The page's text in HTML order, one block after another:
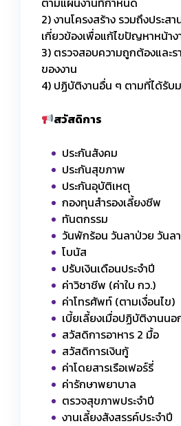
2) งานโครงสร้าง รวมถึงประส
เกี่ยวข้องเพื่อแก้ไขปัญหาหน้าง
3) ตรวจสอบความถูกต้องและร
ของงาน
4) ปฏิบัติงานอื่น ๆ ตามที่ได้รับ
สวัสดิการ
ประกันสังคม
ประกันสุขภาพ
ประกันอุบัติเหตุ
กองทุนสำรองเลี้ยงชีพ
ทันตกรรม
วันพักร้อน วันลาป่วย วันล
โบนัส
ปรับเงินเดือนประจำปี
ค่าวิชาชีพ (ค่าใบ กว.)
ค่าโทรศัพท์ (ตามเงื่อนไข)
เบี้ยเลี้ยงเมื่อปฏิบัติงานน
สวัสดิการอาหาร 2 มื้อ
สวัสดิการเงินกู้
ค่าโดยสารเรือเฟอร์รี่
ค่ารักษาพยาบาล
ตรวจสุขภาพประจำปี
งานเลี้ยงสังสรรค์ประจำปี